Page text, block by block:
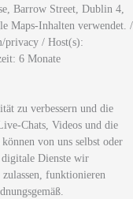
Barrow Street, Dublin 4,
Maps-Inhalten verwendet. /
privacy / Host(s):
6 Monate
zu verbessern und die
Chats, Videos und die
von uns selbst oder
digitale Dienste wir
funktionieren